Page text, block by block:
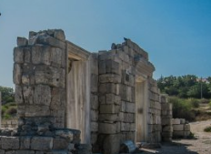
викрадені з фондів об’єкту
«Херсонеса Таврійського».
Візантії», але експерти та
це лише […]